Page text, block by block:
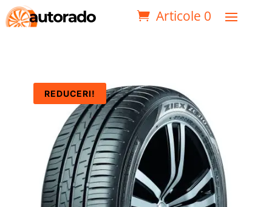
Articole 0
REDUCERI!